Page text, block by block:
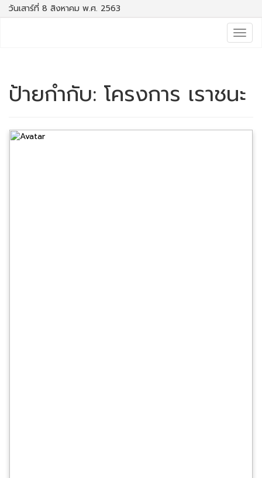
วันเสาร์ที่ 8 สิงหาคม พ.ศ. 2563
ป้ายกำกับ: โครงการ เราชนะ